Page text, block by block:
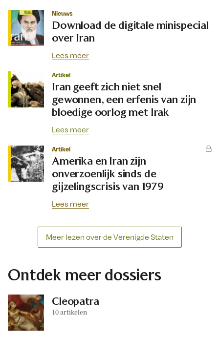
Nieuws
Download de digitale minispecial
over Iran
Lees meer
Artikel
Iran geeft zich niet snel
gewonnen, een erfenis van zijn
bloedige oorlog met Irak
Lees meer
Artikel
Amerika en Iran zijn
onverzoenlijk sinds de
gijzelingscrisis van 1979
Lees meer
Meer lezen over de Verenigde Staten
Ontdek meer dossiers
Cleopatra
10 artikelen